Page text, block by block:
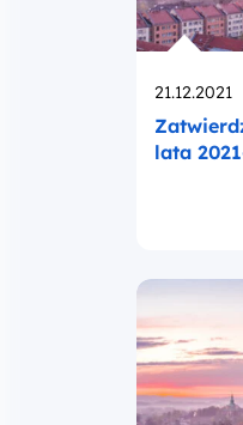
21.12.2021
lata